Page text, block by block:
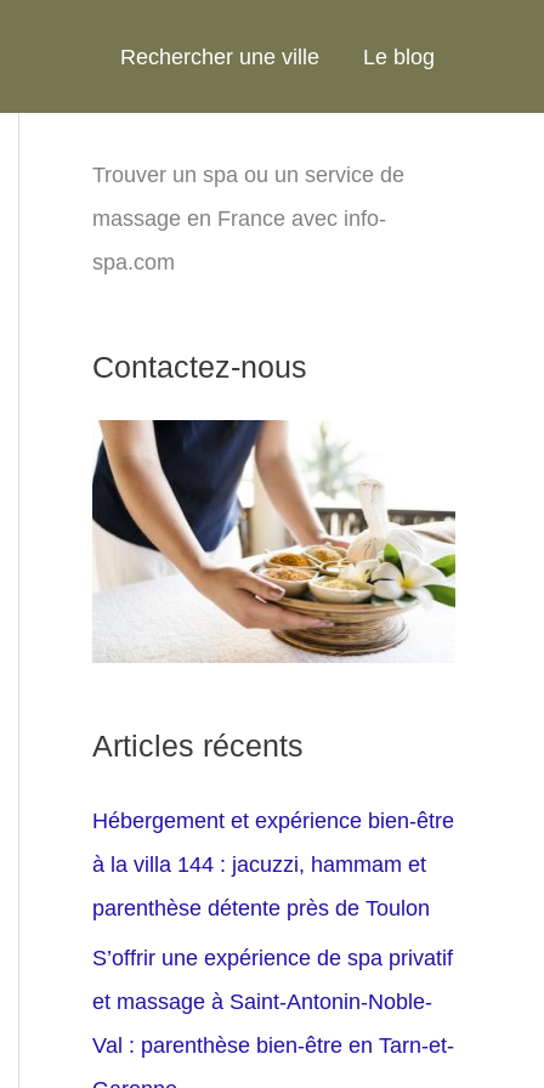
Rechercher une ville Le blog
Trouver un spa ou un service de
massage en France avec info-
spa.com
Contactez-nous
Articles récents
Hébergement et expérience bien-être
à la villa 144 : jacuzzi, hammam et
parenthèse détente près de Toulon
S’offrir une expérience de spa privatif
et massage à Saint-Antonin-Noble-
Val : parenthèse bien-être en Tarn-et-